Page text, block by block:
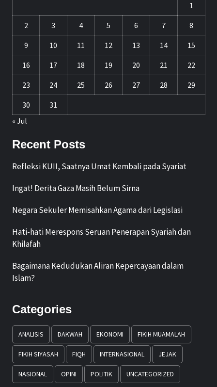
1
2 3 4 5 6 7 8
9 10 11 12 13 14 15
16 17 18 19 20 21 22
23 24 25 26 27 28 29
30
31
« Jul
Recent Posts
Refleksi KUII, Saatnya Umat Kembali pada Syariat
Ingat! Derita Gaza Masih Belum Sirna
Negara Sekuler Memisahkan Agama dari Legislasi
Hati-hati Merespons Seruan Penerapan Syariah dan
Khilafah
Bagaimana Kedudukan Aliran Kepercayaan dalam
Islam?
Categories
ANALISIS DAKWAH EKONOMI FIKIH MUAMALAH
FIKIH SIYASAH FIQH INTERNASIONAL JEJAK
NASIONAL OPINI POLITIK UNCATEGORIZED